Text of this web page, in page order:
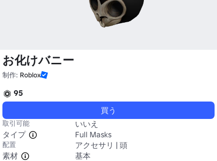
お化けバニー
制作: Roblox
95
買う
取引可能
いいえ
タイプ
Full Masks
配置
アクセサリ | 頭
素材
基本